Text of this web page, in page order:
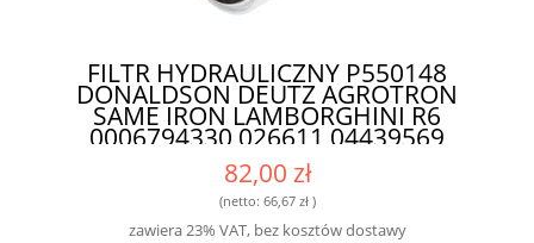
FILTR HYDRAULICZNY P550148
DONALDSON DEUTZ AGROTRON
SAME IRON LAMBORGHINI R6
0006794330 026611 04439569
32901701 32904001 M026611 - FILTR
O DŁUGIEJ ŻYWOTNOŚCI DO
NOWOCZESNYCH MASZYN
82,00 zł
(netto: 66,67 zł)
zawiera 23% VAT, bez kosztów dostawy